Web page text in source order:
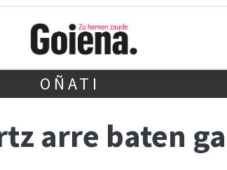
OÑATI
arre baten